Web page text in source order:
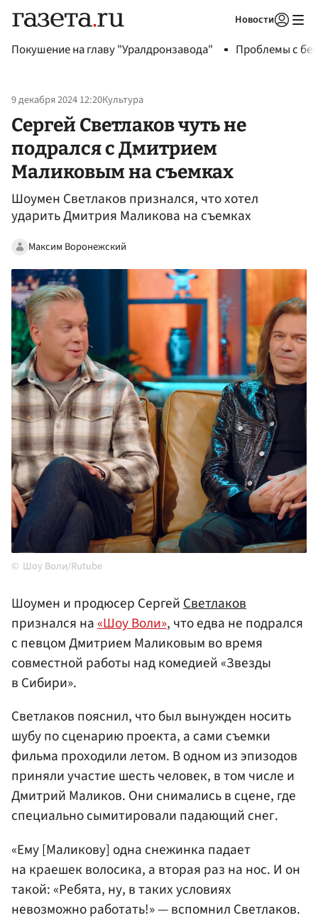
Новости
Покушение на главу "Уралдронзавода" Проблемы с
9 декабря 2024 12:20Культура
Сергей Светлаков чуть не
подрался с Дмитрием
Маликовым на съемках
Шоумен Светлаков признался, что хотел
ударить Дмитрия Маликова на съемках
Максим Воронежский
Шоу Воли/Rutube
Шоумен и продюсер СергейСветлаков
признался на«Шоу Воли», что едва не подрался
с певцом Дмитрием Маликовым во время
совместной работы над комедией «Звезды
в Сибири».
Светлаков пояснил, что был вынужден носить
шубу по сценарию проекта, а сами съемки
фильма проходили летом. В одном из эпизодов
приняли участие шесть человек, в том числе и
Дмитрий Маликов. Они снимались в сцене, где
специально сымитировали падающий снег.
«Ему [Маликову] одна снежинка падает
на краешек волосика, а вторая раз на нос. И он
такой: «Ребята, ну, в таких условиях
невозможно работать!» — вспомнил Светлаков.